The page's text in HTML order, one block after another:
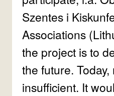
Szentes i
Associations
the project is to
the future.
insufficient. It